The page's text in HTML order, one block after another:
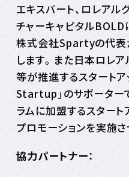
エキスパート、ロレア
チャーキャピタルBOLD
株式会社Spartyの代表
します。また日本ロレ
等が推進するスタート
Startup」のサポーター
ラムに加盟するスター
プロモーションを実施さ
協力パートナー：